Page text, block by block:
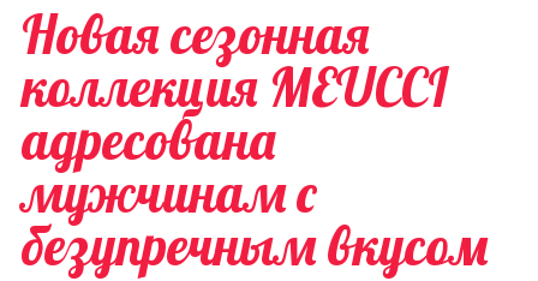
Новая сезонная
коллекция MEUCCI
адресована
мужчинам с
безупречным вкусом